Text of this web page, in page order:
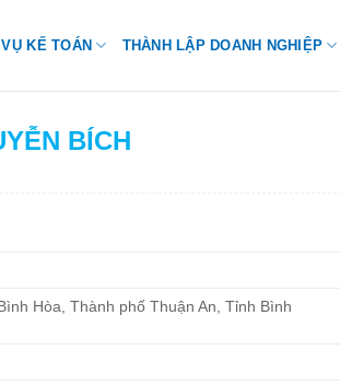
KẾ TOÁN THÀNH LẬP DOANH NGHIỆP
BÍCH
Hòa, Thành phố Thuận An, Tỉnh Bình